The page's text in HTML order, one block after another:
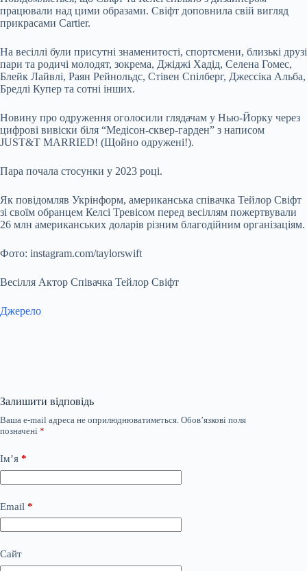
працювали над цими образами. Свіфт доповнила свій вигляд
прикрасами Cartier.
На весіллі були присутні знаменитості, спортсмени, близькі друзі
пари та родичі молодят, зокрема, Джіджі Хадід, Селена Гомес,
Блейк Лайвлі, Раян Рейнольдс, Стівен Спілберг, Джессіка Альба,
Бредлі Купер та сотні інших.
Новину про одруження оголосили глядачам у Нью-Йорку через
цифрові вивіски біля “Медісон-сквер-гарден” з написом
JUST&T MARRIED! (Щойно одружені!).
Пара почала стосунки у 2023 році.
Як повідомляв Укрінформ, американська співачка Тейлор Свіфт
зі своїм обранцем Келсі Тревісом перед весіллям пожертвували
26 млн американських доларів різним благодійним організаціям.
Фото: instagram.com/taylorswift
Весілля Актор Співачка Тейлор Свіфт
Джерело
Залишити відповідь
Ваша e-mail адреса не оприлюднюватиметься. Обов’язкові поля
позначені *
Ім’я *
Email *
Сайт